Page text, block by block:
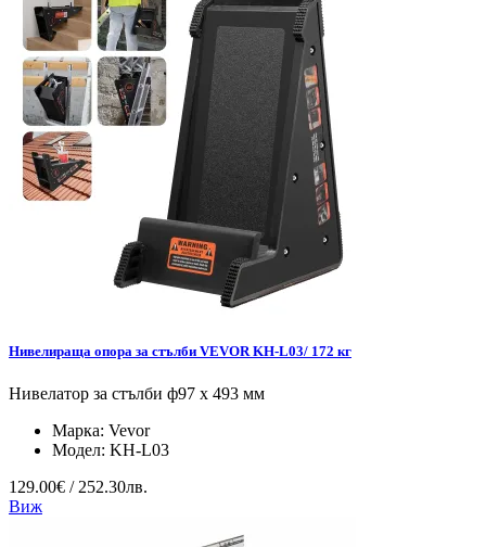
Нивелираща опора за стълби VEVOR KH-L03/ 172 кг
Нивелатор за стълби ф97 x 493 мм
Марка: Vevor
Модел: KH-L03
129.00€ / 252.30лв.
Виж